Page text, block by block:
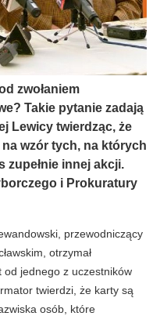
zwołaniem
Takie pytanie zadają
Lewicy twierdząc, że
wzór tych, na których
zupełnie innej akcji.
i Prokuratury
przewodniczący
otrzymał
jednego z uczestników
twierdzi, że karty są
osób, które